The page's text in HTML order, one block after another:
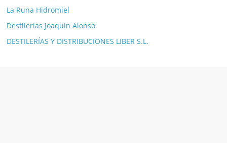
La Runa Hidromiel
Destilerías Joaquín Alonso
DESTILERÍAS Y DISTRIBUCIONES LIBER S.L.